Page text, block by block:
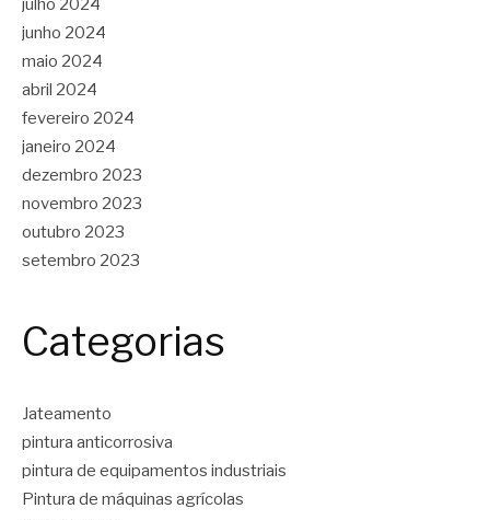
julho 2024
junho 2024
maio 2024
abril 2024
fevereiro 2024
janeiro 2024
dezembro 2023
novembro 2023
outubro 2023
setembro 2023
Categorias
Jateamento
pintura anticorrosiva
pintura de equipamentos industriais
Pintura de máquinas agrícolas